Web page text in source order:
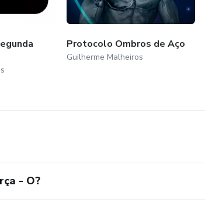
Protocolo Ombros de Aço
Guilherme Malheiros
- O?